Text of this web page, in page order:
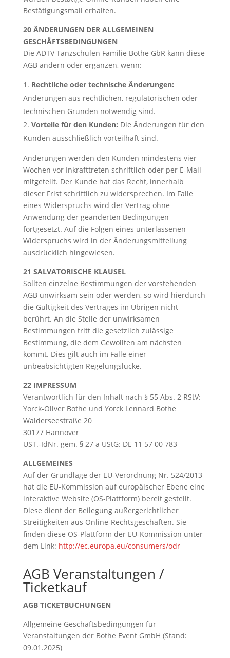
Bestätigungsmail erhalten.
20 ÄNDERUNGEN DER ALLGEMEINEN
GESCHÄFTSBEDINGUNGEN
Die ADTV Tanzschulen Familie Bothe GbR kann diese
AGB ändern oder ergänzen, wenn:
Rechtliche oder technische Änderungen:
Änderungen aus rechtlichen, regulatorischen oder
technischen Gründen notwendig sind.
Vorteile für den Kunden: Die Änderungen für den
Kunden ausschließlich vorteilhaft sind.
Änderungen werden den Kunden mindestens vier
Wochen vor Inkrafttreten schriftlich oder per E-Mail
mitgeteilt. Der Kunde hat das Recht, innerhalb
dieser Frist schriftlich zu widersprechen. Im Falle
eines Widerspruchs wird der Vertrag ohne
Anwendung der geänderten Bedingungen
fortgesetzt. Auf die Folgen eines unterlassenen
Widerspruchs wird in der Änderungsmitteilung
ausdrücklich hingewiesen.
21 SALVATORISCHE KLAUSEL
Sollten einzelne Bestimmungen der vorstehenden
AGB unwirksam sein oder werden, so wird hierdurch
die Gültigkeit des Vertrages im Übrigen nicht
berührt. An die Stelle der unwirksamen
Bestimmungen tritt die gesetzlich zulässige
Bestimmung, die dem Gewollten am nächsten
kommt. Dies gilt auch im Falle einer
unbeabsichtigten Regelungslücke.
22 IMPRESSUM
Verantwortlich für den Inhalt nach § 55 Abs. 2 RStV:
Yorck-Oliver Bothe und Yorck Lennard Bothe
Walderseestraße 20
30177 Hannover
UST.-IdNr. gem. § 27 a UStG: DE 11 57 00 783
ALLGEMEINES
Auf der Grundlage der EU-Verordnung Nr. 524/2013
hat die EU-Kommission auf europäischer Ebene eine
interaktive Website (OS-Plattform) bereit gestellt.
Diese dient der Beilegung außergerichtlicher
Streitigkeiten aus Online-Rechtsgeschäften. Sie
finden diese OS-Plattform der EU-Kommission unter
dem Link: http://ec.europa.eu/consumers/odr
AGB Veranstaltungen /
Ticketkauf
AGB TICKETBUCHUNGEN
Allgemeine Geschäftsbedingungen für
Veranstaltungen der Bothe Event GmbH (Stand:
09.01.2025)